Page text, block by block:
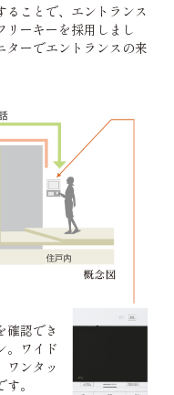
ることで、エントランス
リーキーを採用しまし
ターでエントランスの来
確認でき
。ワイド
ワンタッ
。